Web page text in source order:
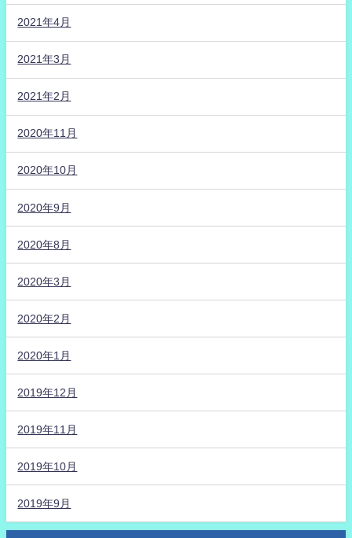
2021年4月
2021年3月
2021年2月
2020年11月
2020年10月
2020年9月
2020年8月
2020年3月
2020年2月
2020年1月
2019年12月
2019年11月
2019年10月
2019年9月